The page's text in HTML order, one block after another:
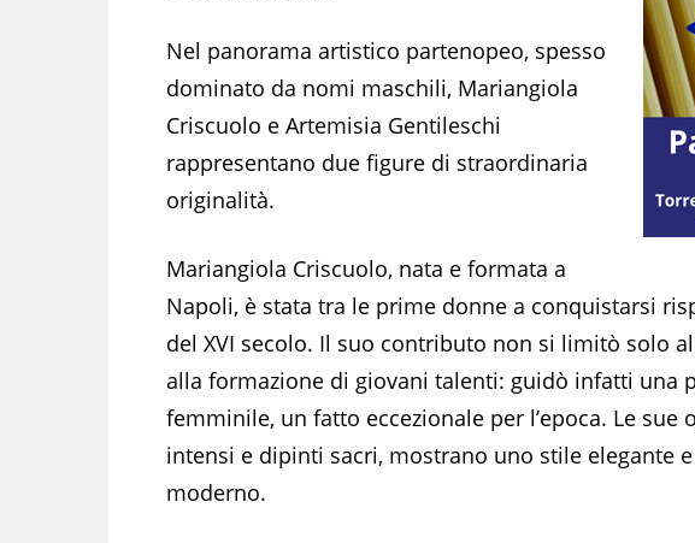
Nel panorama artistico partenopeo, spesso
dominato da nomi maschili, Mariangiola
Criscuolo e Artemisia Gentileschi
rappresentano due figure di straordinaria
originalità.
Mariangiola Criscuolo, nata e formata a
Napoli, è stata tra le prime donne a conquistarsi
del XVI secolo. Il suo contributo non si limitò solo
alla formazione di giovani talenti: guidò infatti una
femminile, un fatto eccezionale per l’epoca. Le sue
intensi e dipinti sacri, mostrano uno stile elegante
moderno.